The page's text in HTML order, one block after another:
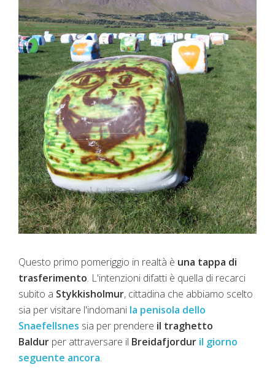
Questo primo pomeriggio in realtà è una tappa di
trasferimento. L'intenzioni difatti è quella di recarci
subito a Stykkisholmur, cittadina che abbiamo scelto
sia per visitare l'indomani la penisola dello
Snaefellsnes sia per prendere il traghetto
Baldur per attraversare il Breidafjordur il giorno
seguente ancora.